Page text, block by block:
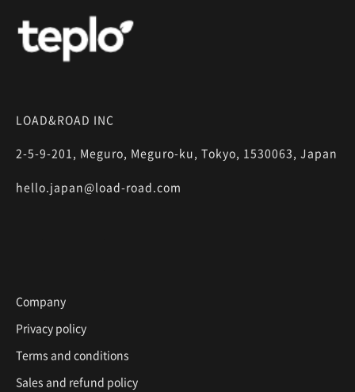
LOAD&ROAD INC
2-5-9-201, Meguro, Meguro-ku, Tokyo, 1530063, Japan
hello.japan@load-road.com
Company
Privacy policy
Terms and conditions
Sales and refund policy